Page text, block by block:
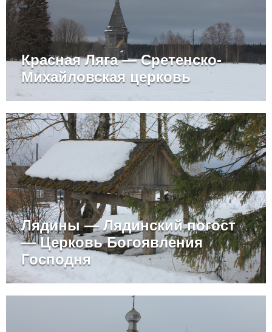
Красная Ляга — Сретенско-
Михайловская церковь
Лядины — Лядинский погост
— Церковь Богоявления
Господня